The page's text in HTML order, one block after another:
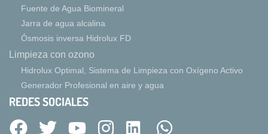
Fuente de Agua Biomineral
Jarra de agua alcalina
Ósmosis inversa Hidrolux FD
Limpieza con ozono
Hidrolux Optimal, Sistema de Limpieza con Oxígeno Activo
Generador Profesional en aire y agua
REDES SOCIALES